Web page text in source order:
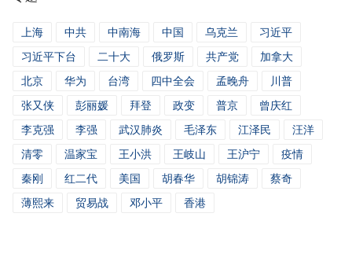
上海 中共 中南海 中国 乌克兰
习近平
习近平下台
二十大 俄罗斯 共产党
加拿大
北京
华为 台湾 四中全会 孟晚舟
川普
张又侠
彭丽媛 拜登 政变 普京
曾庆红
李克强
李强 武汉肺炎 毛泽东 江泽民
汪洋
清零
温家宝 王小洪 王岐山 王沪宁
疫情
秦刚
红二代 美国 胡春华 胡锦涛
蔡奇
薄熙来
贸易战 邓小平 香港